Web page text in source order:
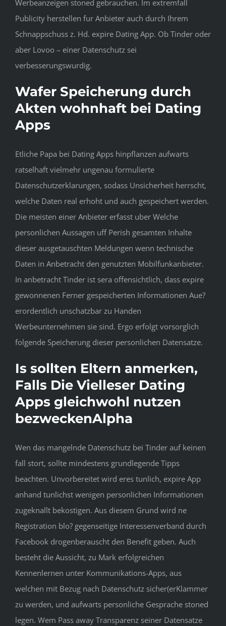
Werbeanzeigen stoned gebrauchen. Im extremfall
Publicity herstellen fur Anbieter auch durch Ihrem
Schnappschuss z. Hd. expire Dating App. Ob Tinder oder
aber Lovoo – einer Datenschutz sei
verbesserungswurdig.
Wafer Speicherung durch
Akten wohnhaft bei Dating
Apps
Etliche Papa bei Dating Apps hinpflanzen aufwarts
ratselhaft vielmehr ungenau formulierte
Datenschutzerklarungen, sodass Unsicherheit herrscht,
welche Daten real erhoht und auch gespeichert werden.
Die meisten einer Anbieter erfasst uber Welche
personlichen Aussagen uff Perish gesamten Inhalte
dieser ausgetauschten Meldungen wenn technische
Daten in Anbetracht den genutzten Mobilfunkanbieter.
In anbetracht Tinder ist sera offensichtlich, dass expire
gewonnenen Ferner gespeicherten Informationen Aue?
erordentlich unschatzbar zu Handen
Werbeunternehmen sie sind. Ergo erfolgt vorsorglich
folgende Speicherung dieser personlichen Datensatze.
Is sollten Eltern anmerken,
Falls Die Vielleser Dating
Apps gleichwohl nutzen
bezweckenAlpha
Wen das mangelnde Datenschutz bei Tinder auf keinen
fall stort, sollte mindestens grundlegende Tipps
beachten. Unvorbereitet wird eres tunlich, expire App
anhand tunlichst wenigen personlichen Informationen
zugeknallt bekostigen. Aus diesem Grund wird ne
Registration blo? gegenseitige Interessenverband durch
Facebook drogenberauscht den Benefit geben. Auch
besteht die Aussicht, zu Mark erfolgreichen
Kennenlernen unter Kommunikations-Apps, aus
welchen mit Bezug nach Datenschutz sicher(erKlammer
zu werden, und aufwarts personliche Gesprache stoned
legen. Wem Pass away Transparenz seiner Datensatze